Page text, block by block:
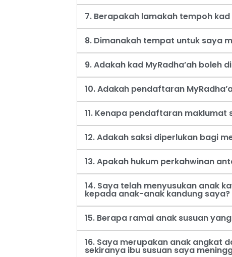
7. Berapakah lamakah tempoh
8. Dimanakah tempat untuk saya
9. Adakah kad MyRadha’ah boleh
10. Adakah pendaftaran
11. Kenapa pendaftaran maklumat
12. Adakah saksi diperlukan bagi
13. Apakah hukum perkahwinan
14. Saya telah menyusukan anak
kepada anak-anak kandung saya?
15. Berapa ramai anak susuan
16. Saya merupakan anak angkat
sekiranya ibu susuan saya